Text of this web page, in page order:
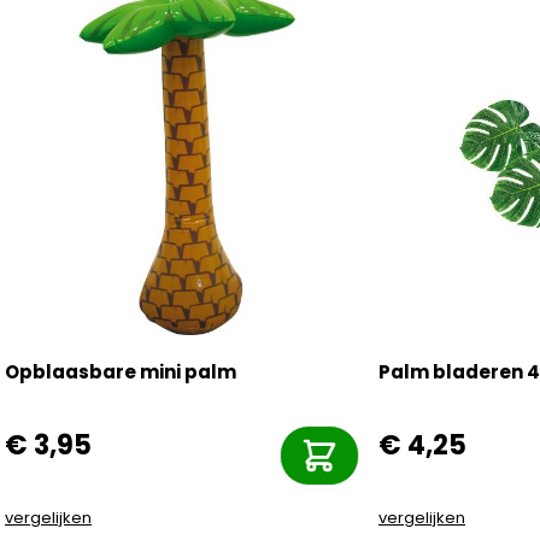
Opblaasbare mini palm
€ 3,95
vergelijken
Palm bladeren
€ 4,25
vergelijken